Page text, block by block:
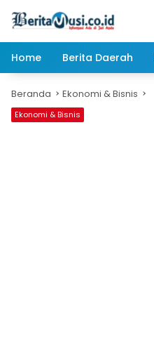
Home
Berita Daerah
Beranda Ekonomi & Bisnis
Ekonomi & Bisnis